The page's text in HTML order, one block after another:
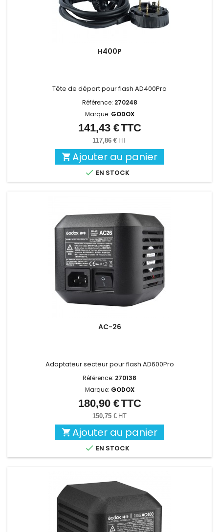
H400P
Tête de déport pour flash AD400Pro
Référence: 270248
Marque: GODOX
Prix
141,43 €TTC
117,86 € HT
 Ajouter au panier
 EN STOCK
AC-26
Adaptateur secteur pour flash AD600Pro
Référence: 270138
Marque: GODOX
Prix
180,90 €TTC
150,75 € HT
 Ajouter au panier
 EN STOCK